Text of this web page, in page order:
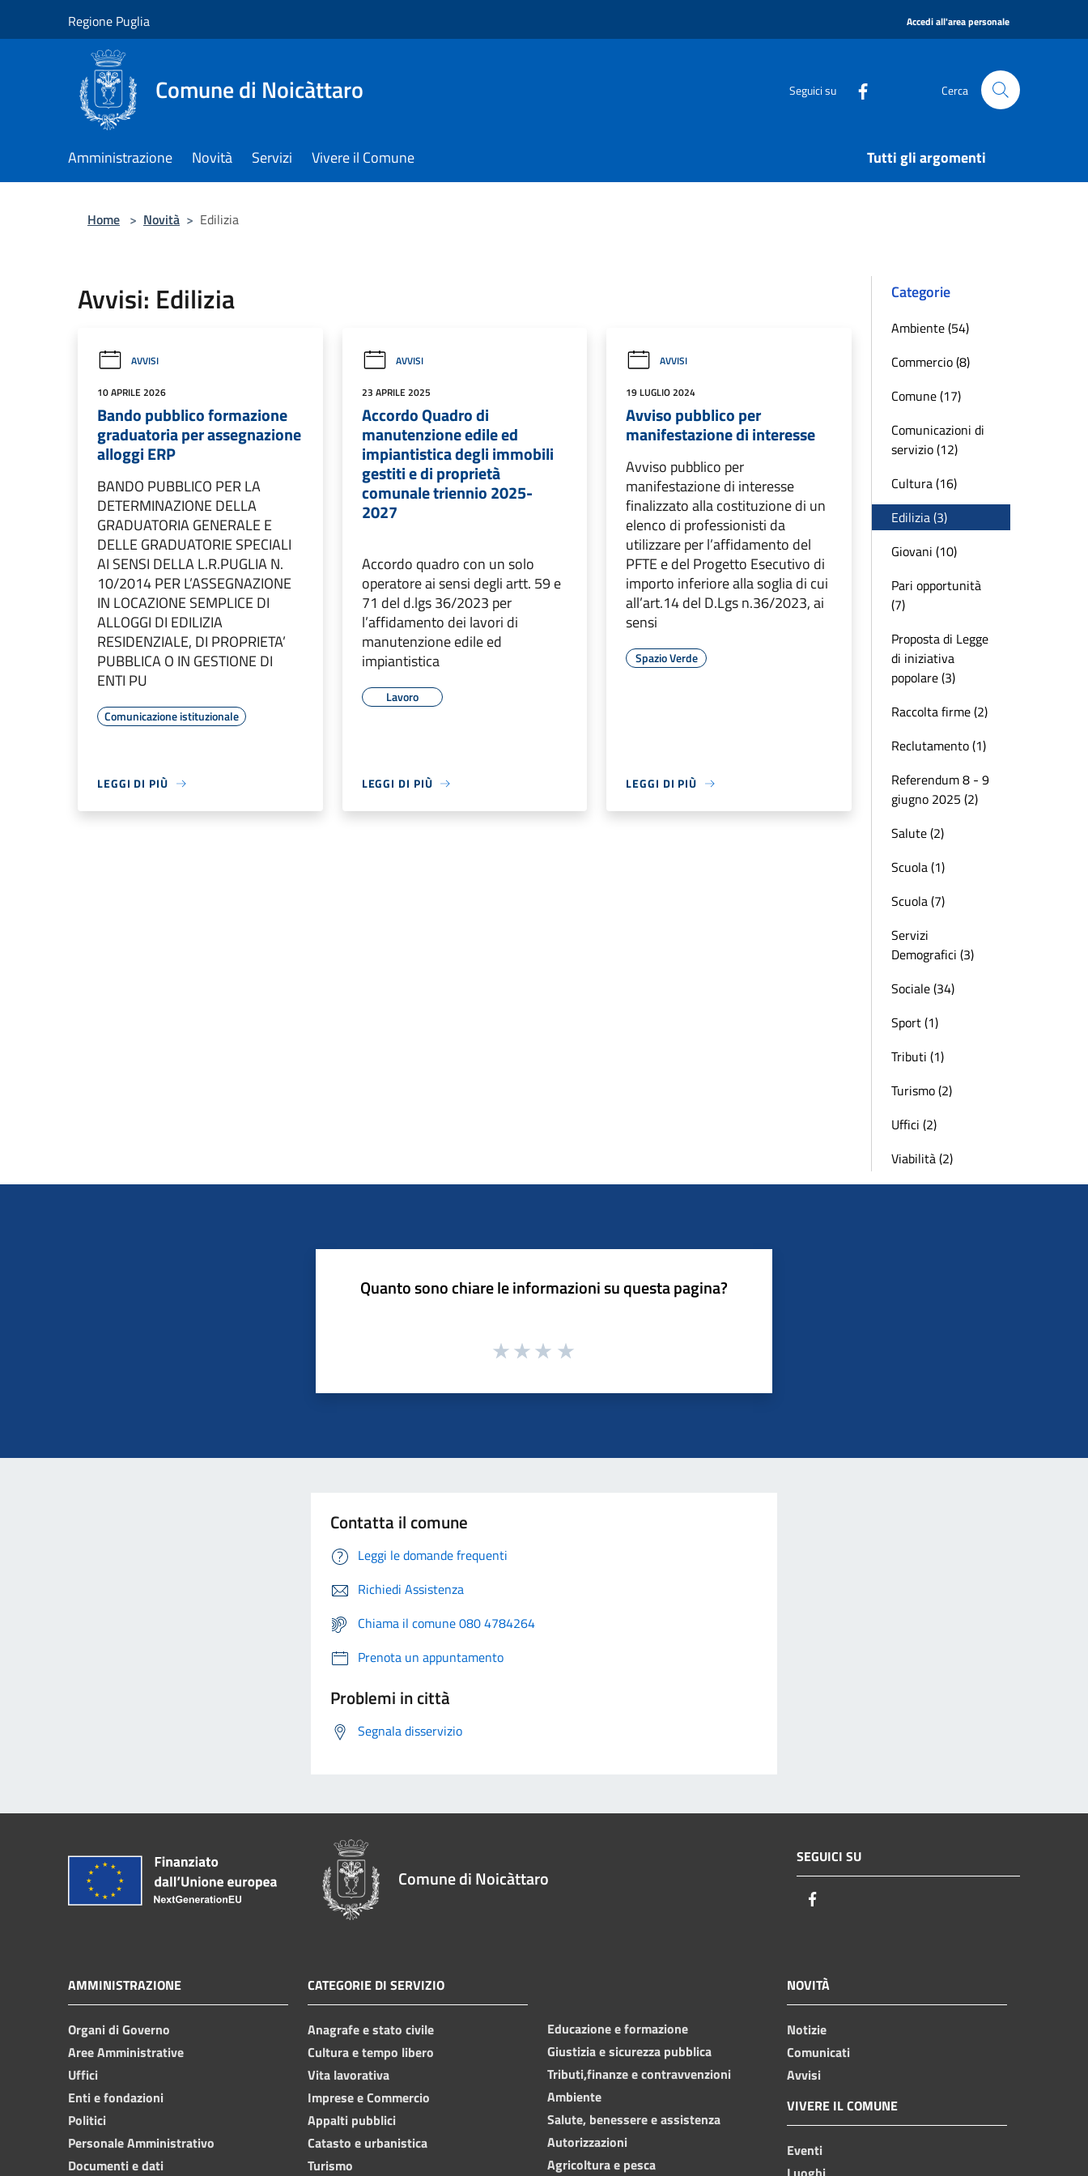
Regione Puglia Accedi all'area personale
Comune di Noicàttaro Seguici su Cerca
Amministrazione Novità Servizi Vivere il Comune Tutti gli argomenti
Home > Novità > Edilizia
Avvisi: Edilizia
AVVISI
10 APRILE 2026
Bando pubblico formazione
graduatoria per assegnazione
alloggi ERP
BANDO PUBBLICO PER LA
DETERMINAZIONE DELLA
GRADUATORIA GENERALE E
DELLE GRADUATORIE SPECIALI
AI SENSI DELLA L.R.PUGLIA N.
10/2014 PER L’ASSEGNAZIONE
IN LOCAZIONE SEMPLICE DI
ALLOGGI DI EDILIZIA
RESIDENZIALE, DI PROPRIETA’
PUBBLICA O IN GESTIONE DI
ENTI PU
Comunicazione istituzionale
LEGGI DI PIÙ
AVVISI
23 APRILE 2025
Accordo Quadro di
manutenzione edile ed
impiantistica degli immobili
gestiti e di proprietà
comunale triennio 2025-
2027
Accordo quadro con un solo
operatore ai sensi degli artt. 59 e
71 del d.lgs 36/2023 per
l’affidamento dei lavori di
manutenzione edile ed
impiantistica
Lavoro
LEGGI DI PIÙ
AVVISI
19 LUGLIO 2024
Avviso pubblico per
manifestazione di interesse
Avviso pubblico per
manifestazione di interesse
finalizzato alla costituzione di un
elenco di professionisti da
utilizzare per l’affidamento del
PFTE e del Progetto Esecutivo di
importo inferiore alla soglia di cui
all’art.14 del D.Lgs n.36/2023, ai
sensi
Spazio Verde
LEGGI DI PIÙ
Categorie
Ambiente (54)
Commercio (8)
Comune (17)
Comunicazioni di
servizio (12)
Cultura (16)
Edilizia (3)
Giovani (10)
Pari opportunità
(7)
Proposta di Legge
di iniziativa
popolare (3)
Raccolta firme (2)
Reclutamento (1)
Referendum 8 - 9
giugno 2025 (2)
Salute (2)
Scuola (1)
Scuola (7)
Servizi
Demografici (3)
Sociale (34)
Sport (1)
Tributi (1)
Turismo (2)
Uffici (2)
Viabilità (2)
Quanto sono chiare le informazioni su questa pagina?
Contatta il comune
Leggi le domande frequenti
Richiedi Assistenza
Chiama il comune 080 4784264
Prenota un appuntamento
Problemi in città
Segnala disservizio
Comune di Noicàttaro
SEGUICI SU
AMMINISTRAZIONE
Organi di Governo
Aree Amministrative
Uffici
Enti e fondazioni
Politici
Personale Amministrativo
Documenti e dati
CATEGORIE DI SERVIZIO
Anagrafe e stato civile
Cultura e tempo libero
Vita lavorativa
Imprese e Commercio
Appalti pubblici
Catasto e urbanistica
Turismo
Educazione e formazione
Giustizia e sicurezza pubblica
Tributi,finanze e contravvenzioni
Ambiente
Salute, benessere e assistenza
Autorizzazioni
Agricoltura e pesca
NOVITÀ
Notizie
Comunicati
Avvisi
VIVERE IL COMUNE
Eventi